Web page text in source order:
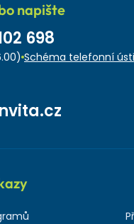
napište
698
Schéma telefonní